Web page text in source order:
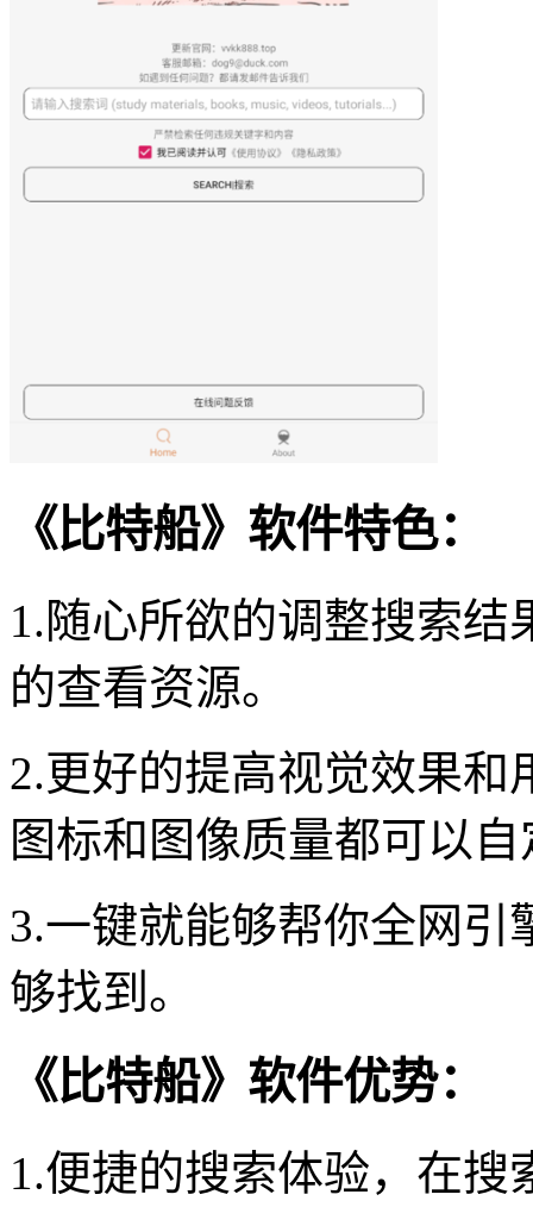
《比特船》软件特色：
1.随心所欲的调整搜索
的查看资源。
2.更好的提高视觉效果
图标和图像质量都可以
3.一键就能够帮你全网
够找到。
《比特船》软件优势：
1.便捷的搜索体验，在